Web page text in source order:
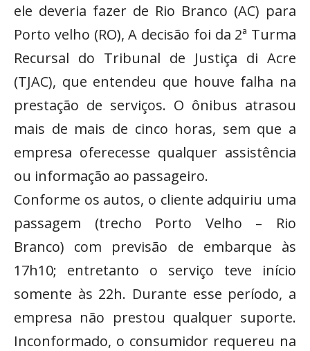
ele deveria fazer de Rio Branco (AC) para
Porto velho (RO), A decisão foi da 2ª Turma
Recursal do Tribunal de Justiça di Acre
(TJAC), que entendeu que houve falha na
prestação de serviços. O ônibus atrasou
mais de mais de cinco horas, sem que a
empresa oferecesse qualquer assistência
ou informação ao passageiro.
Conforme os autos, o cliente adquiriu uma
passagem (trecho Porto Velho – Rio
Branco) com previsão de embarque às
17h10; entretanto o serviço teve início
somente às 22h. Durante esse período, a
empresa não prestou qualquer suporte.
Inconformado, o consumidor requereu na